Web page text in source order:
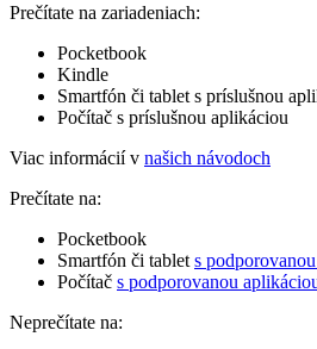
Prečítate na zariadeniach:
Pocketbook
Kindle
Smartfón či tablet s príslušnou
Počítač s príslušnou aplikáciou
Viac informácií v našich návodoch
Prečítate na:
Pocketbook
Smartfón či tablet s
Počítač s podporovanou
Neprečítate na: